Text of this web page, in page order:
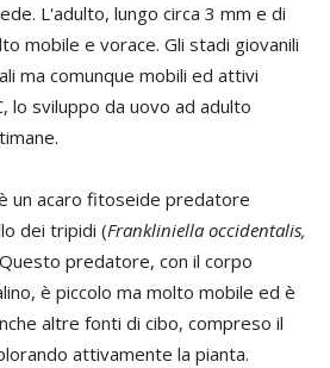
L'adulto, lungo circa 3 mm e di
mobile e vorace. Gli stadi giovanili
ma comunque mobili ed attivi
lo sviluppo da uovo ad adulto
un acaro fitoseide predatore
dei tripidi (Frankliniella occidentalis,
predatore, con il corpo
è piccolo ma molto mobile ed è
altre fonti di cibo, compreso il
attivamente la pianta.